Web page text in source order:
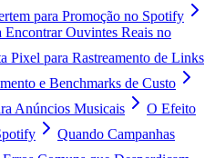
para Promoção no Spotify
Encontrar Ouvintes Reais no
Pixel para Rastreamento de Links
e Benchmarks de Custo
Anúncios Musicais
O Efeito
Quando Campanhas